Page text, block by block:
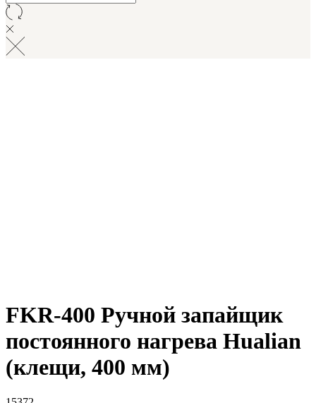
FKR-400 Ручной запайщик
постоянного нагрева Hualian
(клещи, 400 мм)